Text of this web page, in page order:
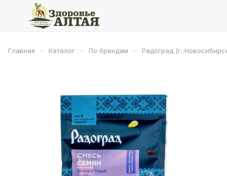
Главная – Каталог – По брендам – Радоград (г.